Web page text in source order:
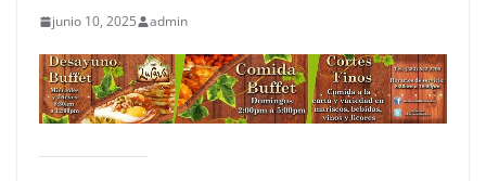
junio 10, 2025 admin